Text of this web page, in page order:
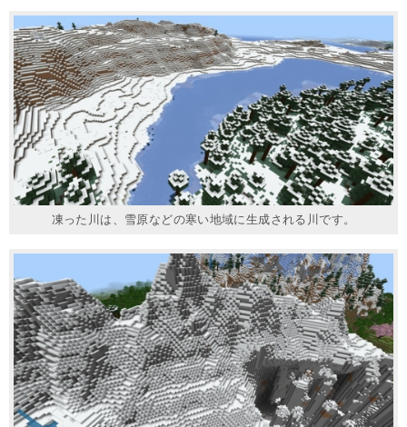
凍った川は、雪原などの寒い地域に生成される川です。